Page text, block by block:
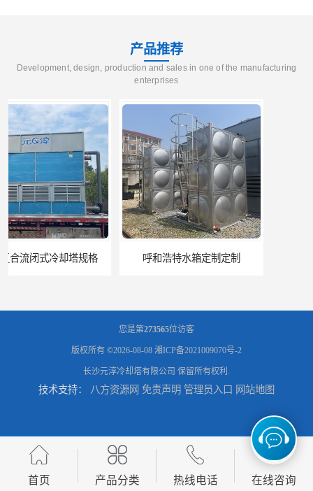
产品推荐
Development, design, production and sales in one of the manufacturing
enterprises
呼和浩特水箱定制定制 电厂冷却塔
郑州喷淋泵厂家 太原板式换热器生产厂家
您是第273565位访客
版权所有 ©2026-08-08 湘ICP备2021009070号-2
长沙元淳冷却塔有限公司 保留所有权利.
技术支持： 八方资源网 免责声明 管理员入口 网站地图
首页 产品分类 热线电话 在线咨询